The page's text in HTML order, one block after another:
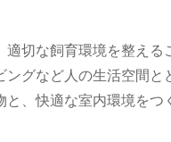
適切な飼育環境を整え
ングなど人の生活空間
、快適な室内環境をつ